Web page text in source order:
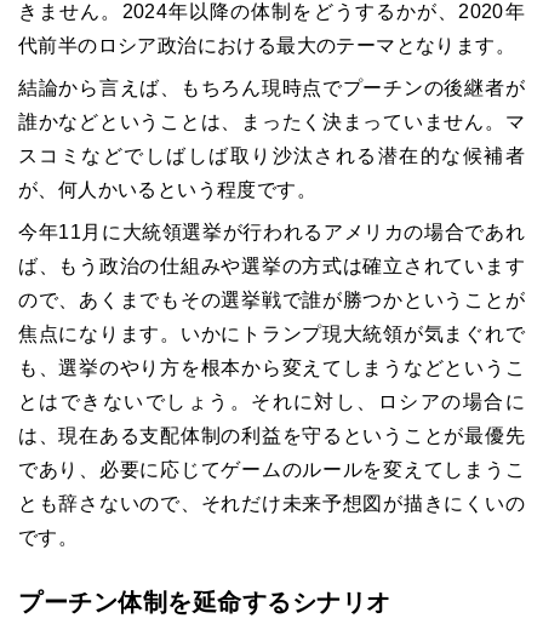
きません。2024年以降の体制をどうするかが、2020年
代前半のロシア政治における最大のテーマとなります。
結論から言えば、もちろん現時点でプーチンの後継者が
誰かなどということは、まったく決まっていません。マ
スコミなどでしばしば取り沙汰される潜在的な候補者
が、何人かいるという程度です。
今年11月に大統領選挙が行われるアメリカの場合であれ
ば、もう政治の仕組みや選挙の方式は確立されています
ので、あくまでもその選挙戦で誰が勝つかということが
焦点になります。いかにトランプ現大統領が気まぐれで
も、選挙のやり方を根本から変えてしまうなどというこ
とはできないでしょう。それに対し、ロシアの場合に
は、現在ある支配体制の利益を守るということが最優先
であり、必要に応じてゲームのルールを変えてしまうこ
とも辞さないので、それだけ未来予想図が描きにくいの
です。
プーチン体制を延命するシナリオ